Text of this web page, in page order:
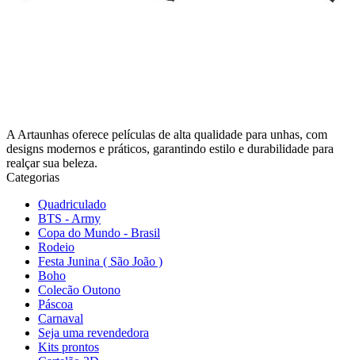
A Artaunhas oferece películas de alta qualidade para unhas, com
designs modernos e práticos, garantindo estilo e durabilidade para
realçar sua beleza.
Categorias
Quadriculado
BTS - Army
Copa do Mundo - Brasil
Rodeio
Festa Junina ( São João )
Boho
Colecão Outono
Páscoa
Carnaval
Seja uma revendedora
Kits prontos